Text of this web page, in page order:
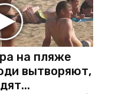
на пляже
вытворяют,